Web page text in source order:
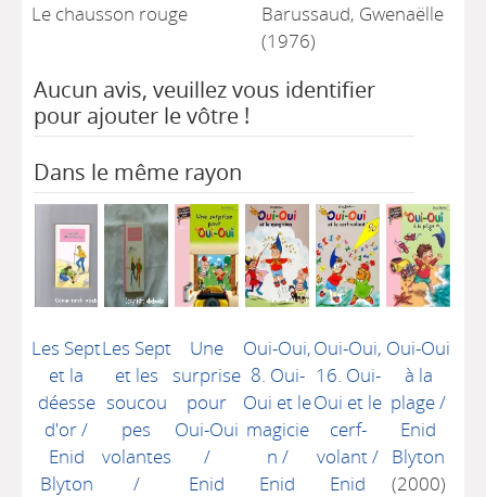
Le chausson rouge
Barussaud, Gwenaëlle
(1976)
Aucun avis, veuillez vous identifier
pour ajouter le vôtre !
Dans le même rayon
Les Sept
et la
déesse
d'or/
Enid
Blyton
Les Sept
et les
soucou
pes
volantes
/
Une
surprise
pour
Oui-Oui
/
Enid
Oui-Oui,
8. Oui-
Oui et le
magicie
n /
Enid
Oui-Oui,
16. Oui-
Oui et le
cerf-
volant/
Enid
Oui-Oui
à la
plage/
Enid
Blyton
(2000)